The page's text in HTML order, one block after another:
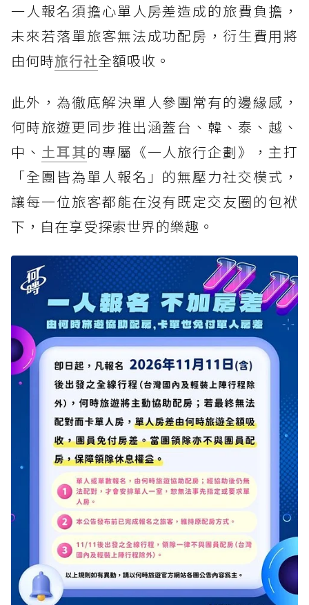
一人報名須擔心單人房差造成的旅費負擔，
未來若落單旅客無法成功配房，衍生費用將
由何時旅行社全額吸收。
此外，為徹底解決單人參團常有的邊緣感，
何時旅遊更同步推出涵蓋台、韓、泰、越、
中、 土耳其的專屬《一人旅行企劃》，主打
「全團皆為單人報名」的無壓力社交模式，
讓每一位旅客都能在沒有既定交友圈的包袱
下，自在享受探索世界的樂趣。